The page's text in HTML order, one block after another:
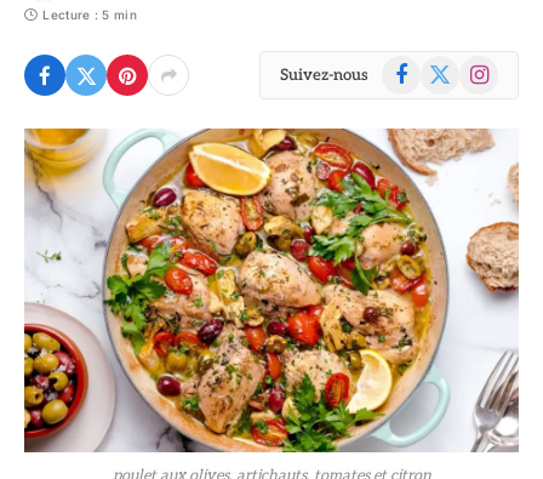
Lecture : 5 min
Suivez-nous Facebook
X
Instagram